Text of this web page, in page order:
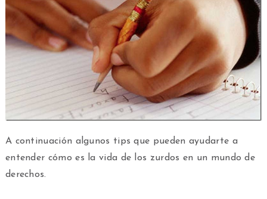
A continuación algunos tips que pueden ayudarte a
entender cómo es la vida de los zurdos en un mundo de
derechos.